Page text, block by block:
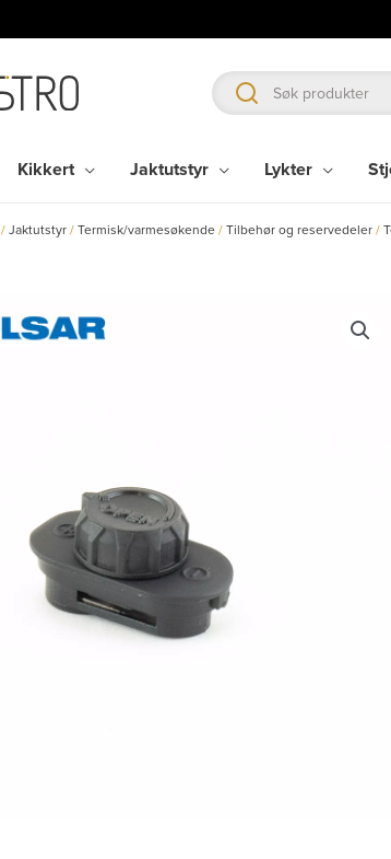
Kikkert Jaktutstyr Lykter
/Jaktutstyr /Termisk/varmesøkende /Tilbehør og reservedeler /